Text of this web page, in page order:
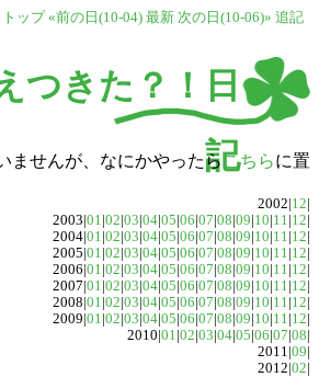
トップ «前の日(10-04) 最新 次の日(10-06)» 追記
つきた？！日
記
ませんが、なにかやったら こちらに置
2002|12|
2003|01|02|03|04|05|06|07|08|09|10|11|12|
2004|01|02|03|04|05|06|07|08|09|10|11|12|
2005|01|02|03|04|05|06|07|08|09|10|11|12|
2006|01|02|03|04|05|06|07|08|09|10|11|12|
2007|01|02|03|04|05|06|07|08|09|10|11|12|
2008|01|02|03|04|05|06|07|08|09|10|11|12|
2009|01|02|03|04|05|06|07|08|09|10|11|12|
2010|01|02|03|04|05|06|07|08|
2011|09|
2012|02|